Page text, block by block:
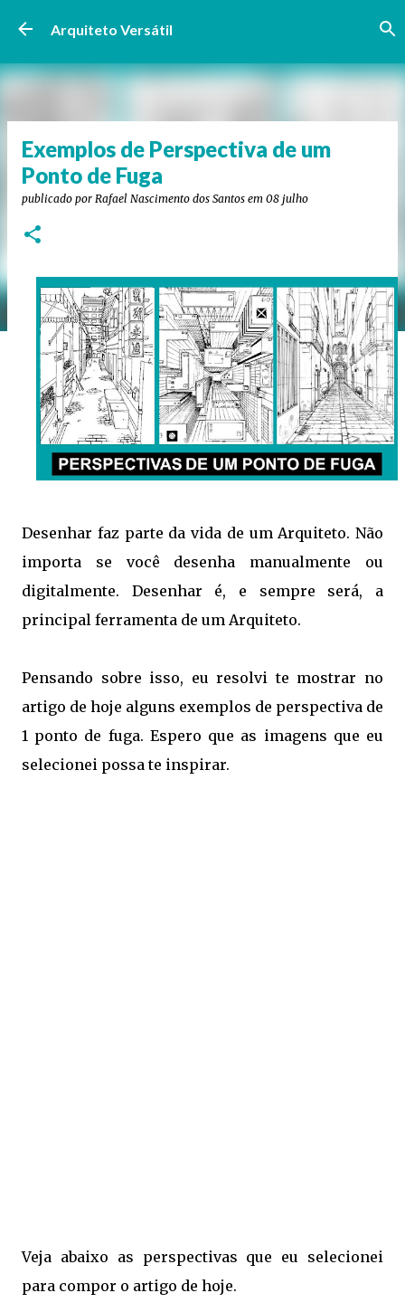
Pular para o conteúdo principal
Arquiteto Versátil
Exemplos de Perspectiva de um
Ponto de Fuga
publicado por Rafael Nascimento dos Santos em 08 julho
Desenhar faz parte da vida de um Arquiteto. Não
importa se você desenha manualmente ou
digitalmente. Desenhar é, e sempre será, a
principal ferramenta de um Arquiteto.
Pensando sobre isso, eu resolvi te mostrar no
artigo de hoje alguns exemplos de perspectiva de
1 ponto de fuga. Espero que as imagens que eu
selecionei possa te inspirar.
Veja abaixo as perspectivas que eu selecionei
para compor o artigo de hoje.